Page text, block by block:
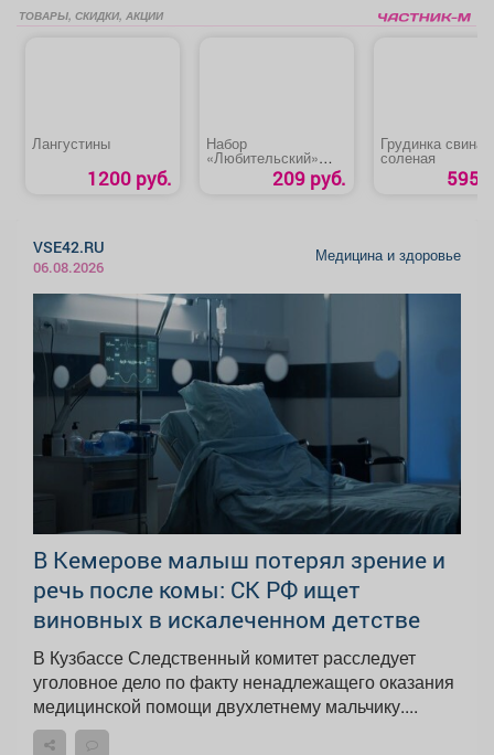
ТОВАРЫ, СКИДКИ, АКЦИИ
Лангустины
1200 руб.
Набор
«Любительский»
209 руб.
Грудинка свиная
соленая
595
VSE42.RU
06.08.2026
Медицина и здоровье
В Кемерове малыш потерял зрение и
речь после комы: СК РФ ищет
виновных в искалеченном детстве
В Кузбассе Следственный комитет расследует
уголовное дело по факту ненадлежащего оказания
медицинской помощи двухлетнему мальчику....